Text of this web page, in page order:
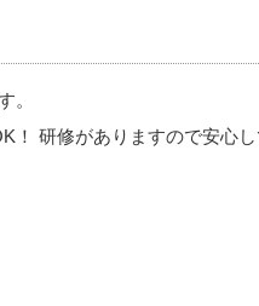
。
研修がありますので安心し